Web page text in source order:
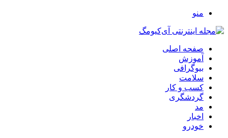
منو
صفحه اصلی
آموزش
بیوگرافی
سلامت
کسب و کار
گردشگری
مد
اخبار
خودرو